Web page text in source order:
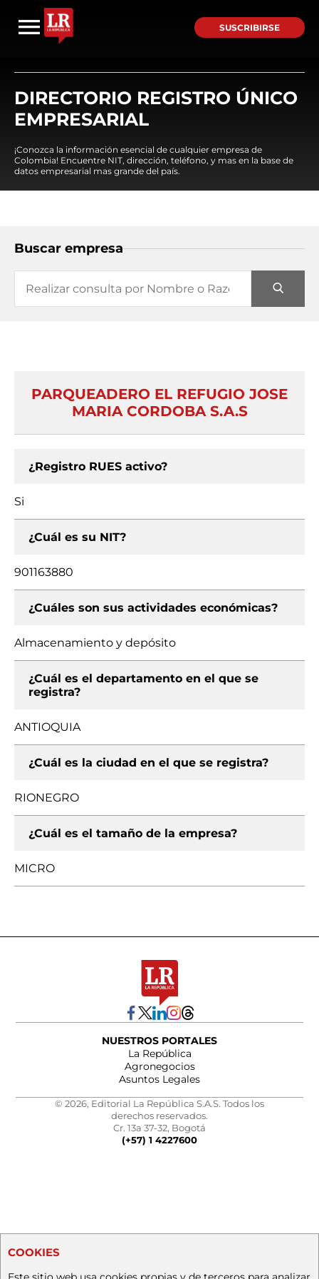
SUSCRIBIRSE
DIRECTORIO REGISTRO ÚNICO
EMPRESARIAL
¡Conozca la información esencial de cualquier empresa de
Colombia! Encuentre NIT, dirección, teléfono, y mas en la base de
datos empresarial mas grande del país.
Buscar empresa
PARQUEADERO EL REFUGIO JOSE
MARIA CORDOBA S.A.S
¿Registro RUES activo?
Si
¿Cuál es su NIT?
901163880
¿Cuáles son sus actividades económicas?
Almacenamiento y depósito
¿Cuál es el departamento en el que se
registra?
ANTIOQUIA
¿Cuál es la ciudad en el que se registra?
RIONEGRO
¿Cuál es el tamaño de la empresa?
MICRO
NUESTROS PORTALES
La República
Agronegocios
Asuntos Legales
© 2026, Editorial La República S.A.S. Todos los
derechos reservados.
Cr. 13a 37-32, Bogotá
(+57) 1 4227600
COOKIES